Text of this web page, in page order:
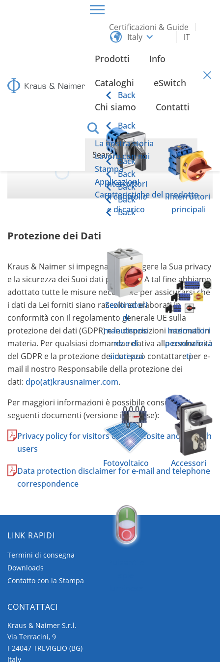
Certificazioni & Guide
Italy
IT
Prodotti
Back
Interruttori
di controllo
e di carico
Interruttori
principali
Sezionatori
di
manutenzio
ne e di
sicurezza
Interruttori
personalizza
ti
Fotovoltaico Accessori
Info
Cataloghi eSwitch
Chi siamo
Back
La nostra storia
Back
Lavora con noi
Back
Stampa
Back
Applicazioni
Back
Caratteristiche del prodotto
Back
Contatti
PROTEZIONE DEI DATI
Protezione dei Dati
Protezione dei Dati
Kraus & Naimer si impegna a proteggere la Sua privacy
e la sicurezza dei Suoi dati personali. A tal fine abbiamo
adottato tutte le misure necessarie per assicurarsi che
i dati da Lei forniti siano raccolti ed elaborati in
conformità con il regolamento generale UE sulla
protezione dei dati (GDPR) e le disposizioni nazionali in
materia. Per qualsiasi domanda relativa alla conformità
del GDPR e la protezione dei dati può contattare per e-
mail il nostro Responsabile della protezione dei
dati: dpo(at)krausnaimer.com.
Per maggiori informazioni è possibile consultare i
seguenti documenti (versione in inglese):
Privacy policy for visitors of the website and eSwitch
users
Data protection disclaimer for e-mail and telephone
correspondence
LINK RAPIDI
Termini di consegna
Downloads
Contatto con la Stampa
CONTATTACI
Kraus & Naimer S.r.l.
Via Terracini, 9
I-24047 TREVIGLIO (BG)
Italy